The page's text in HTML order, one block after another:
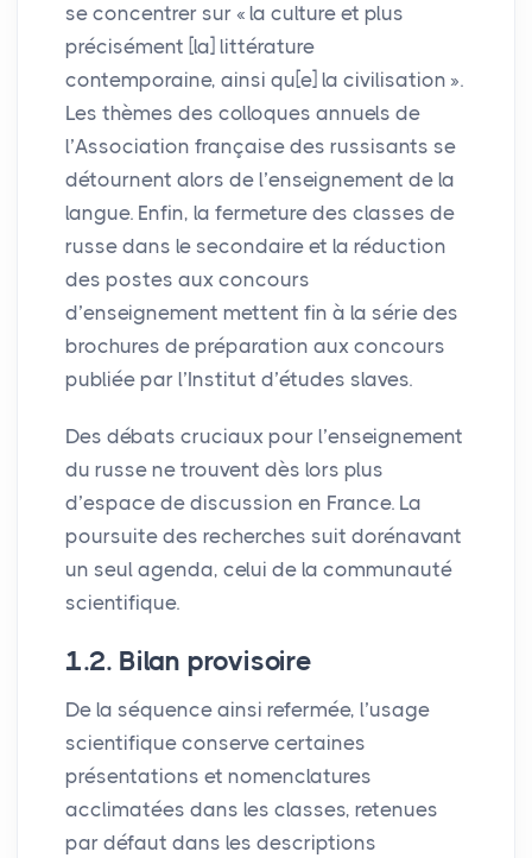
se concentrer sur « la culture et plus
précisément [la] littérature
contemporaine, ainsi qu[e] la civilisation ».
Les thèmes des colloques annuels de
l’Association française des russisants se
détournent alors de l’enseignement de la
langue. Enfin, la fermeture des classes de
russe dans le secondaire et la réduction
des postes aux concours
d’enseignement mettent fin à la série des
brochures de préparation aux concours
publiée par l’Institut d’études slaves.
Des débats cruciaux pour l’enseignement
du russe ne trouvent dès lors plus
d’espace de discussion en France. La
poursuite des recherches suit dorénavant
un seul agenda, celui de la communauté
scientifique.
1.2. Bilan provisoire
De la séquence ainsi refermée, l’usage
scientifique conserve certaines
présentations et nomenclatures
acclimatées dans les classes, retenues
par défaut dans les descriptions